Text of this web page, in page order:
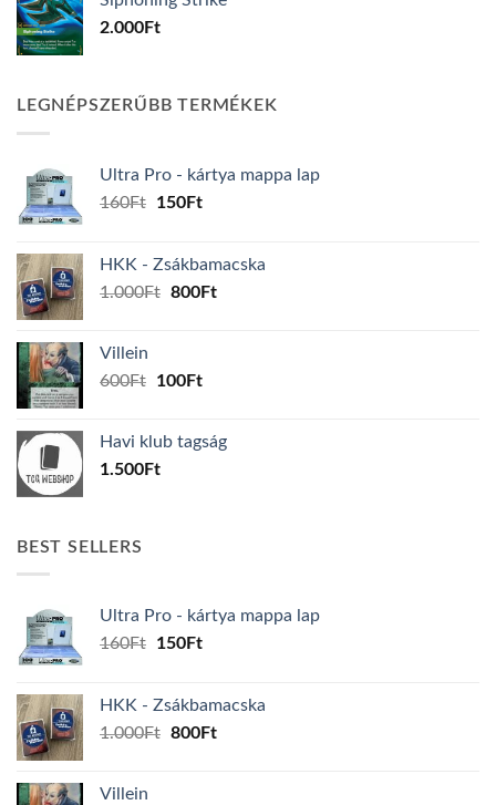
2.000Ft
LEGNÉPSZERŰBB TERMÉKEK
Ultra Pro - kártya mappa lap
160Ft
Original
160Ft.
150FtCurrent
150Ft.
HKK - Zsákbamacska
1.000Ft Original
800FtCurrent
Villein
600Ft
Original
600Ft.
100FtCurrent
100Ft.
Havi klub tagság
1.500Ft
BEST SELLERS
Ultra Pro - kártya mappa lap
160Ft
Original
160Ft.
150FtCurrent
150Ft.
HKK - Zsákbamacska
1.000Ft Original
800FtCurrent
Villein